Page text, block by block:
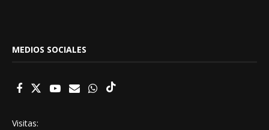
MEDIOS SOCIALES
Visitas: